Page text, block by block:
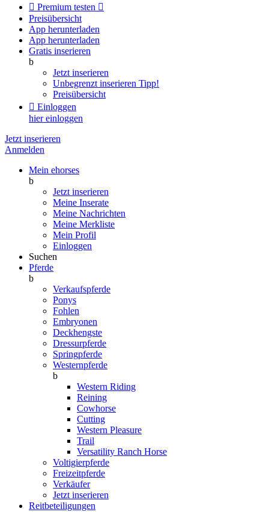
 Premium testen 
Preisübersicht
App herunterladen
App herunterladen
Gratis inserieren
b
Jetzt inserieren
Unbegrenzt inserieren Tipp!
Preisübersicht
 Einloggen
hier einloggen
Jetzt inserieren
Anmelden
Mein ehorses
b
Jetzt inserieren
Meine Inserate
Meine Nachrichten
Meine Merkliste
Mein Profil
Einloggen
Suchen
Pferde
b
Verkaufspferde
Ponys
Fohlen
Embryonen
Deckhengste
Dressurpferde
Springpferde
Westernpferde
b
Western Riding
Reining
Cowhorse
Cutting
Western Pleasure
Trail
Versatility Ranch Horse
Voltigierpferde
Freizeitpferde
Verkäufer
Jetzt inserieren
Reitbeteiligungen